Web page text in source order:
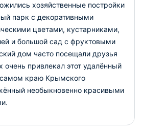
хозяйственные постройки
парк с декоративными
цветами, кустарниками,
и большой сад с фруктовыми
дом часто посещали друзья
очень привлекал этот удалённый
самом краю Крымского
необыкновенно красивыми